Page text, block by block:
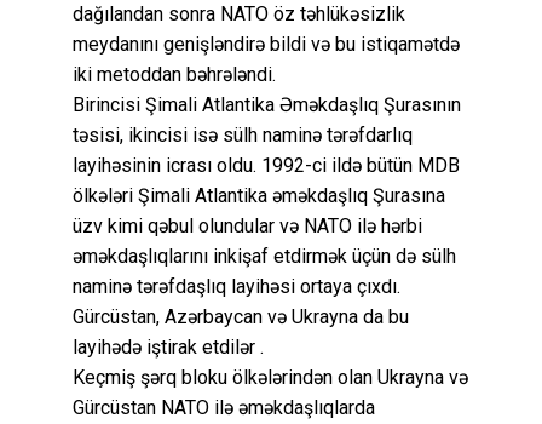
dağılandan sonra NATO öz təhlükəsizlik
meydanını genişləndirə bildi və bu istiqamətdə
iki metoddan bəhrələndi.
Birincisi Şimali Atlantika Əməkdaşlıq Şurasının
təsisi, ikincisi isə sülh naminə tərəfdarlıq
layihəsinin icrası oldu. 1992-ci ildə bütün MDB
ölkələri Şimali Atlantika əməkdaşlıq Şurasına
üzv kimi qəbul olundular və NATO ilə hərbi
əməkdaşlıqlarını inkişaf etdirmək üçün də sülh
naminə tərəfdaşlıq layihəsi ortaya çıxdı.
Gürcüstan, Azərbaycan və Ukrayna da bu
layihədə iştirak etdilər .
Keçmiş şərq bloku ölkələrindən olan Ukrayna və
Gürcüstan NATO ilə əməkdaşlıqlarda